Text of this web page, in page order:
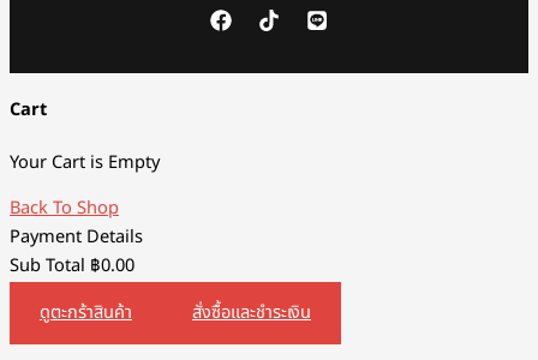
Cart
Your Cart is Empty
Back To Shop
Payment Details
Sub Total ฿0.00
ดูตะกร้าสินค้า
สั่งซื้อและชำระเงิน